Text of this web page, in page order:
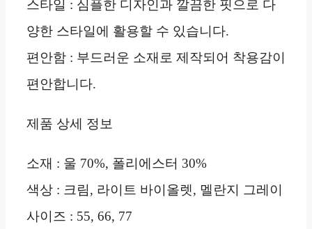
스타일 : 심플한 디자인과 깔끔한 핏으로 다
양한 스타일에 활용할 수 있습니다.
편안함 : 부드러운 소재로 제작되어 착용감이
편안합니다.
제품 상세 정보
소재 : 울 70%, 폴리에스터 30%
색상 : 크림, 라이트 바이올렛, 멜란지 그레이
사이즈 : 55, 66, 77